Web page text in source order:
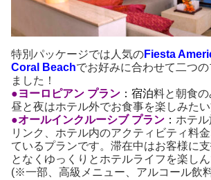
特別パッケージでは人気のFiesta
Coral Beachでお好みに合わせて二つ
ました！
●ヨーロピアン プラン ：宿泊料と朝食の
昼と夜はホテル外でお食事を楽しみたい
●オールインクルーシブ プラン ： ホテ
リンク、ホテル内のアクティビティ料
ているプランです。滞在中はお客様に
となくゆっくりとホテルライフを楽しん
(※一部、高級メニュー、アルコール飲